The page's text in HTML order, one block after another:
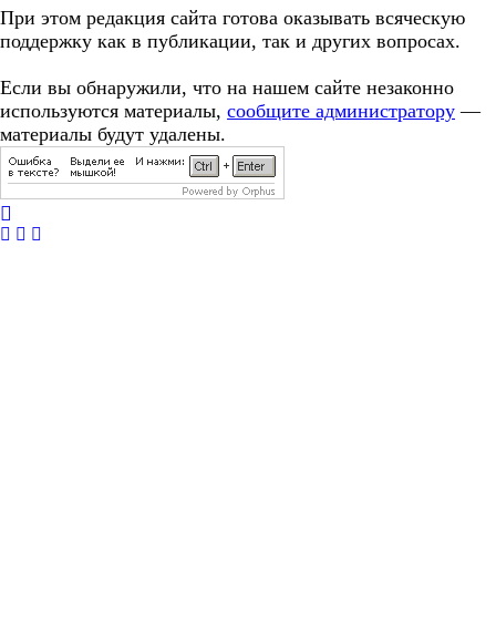
При этом редакция сайта готова оказывать всяческую
поддержку как в публикации, так и других вопросах.
Если вы обнаружили, что на нашем сайте незаконно
используются материалы, сообщите администратору —
материалы будут удалены.